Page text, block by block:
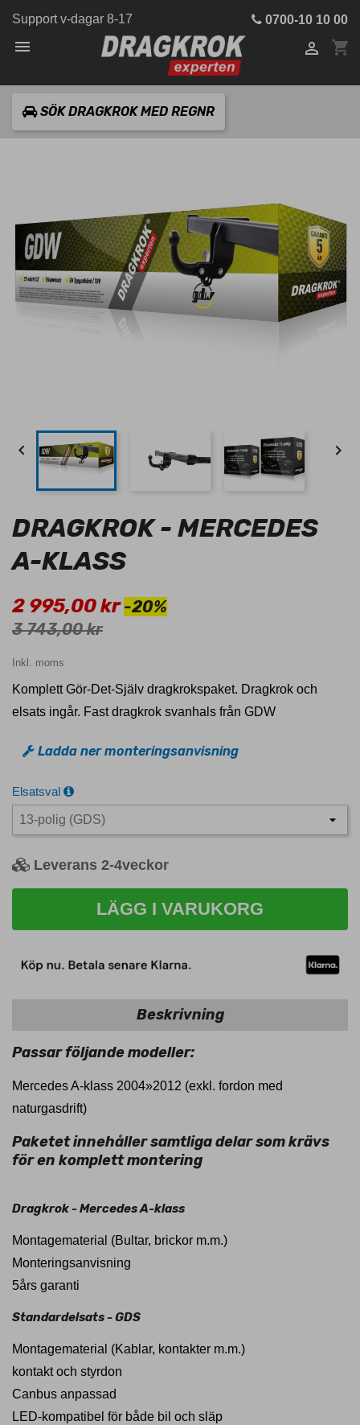
Support v-dagar 8-17 0700-10 10 00
 shopping_cart

SÖK DRAGKROK MED REGNR
 
DRAGKROK - MERCEDES
A-KLASS
2 995,00 kr -20%
3 743,00 kr
Inkl. moms
Komplett Gör-Det-Själv dragkrokspaket. Dragkrok och
elsats ingår. Fast dragkrok svanhals från GDW
Ladda ner monteringsanvisning
Elsatsval
Leverans 2-4veckor
LÄGG I VARUKORG
Beskrivning
Passar följande modeller:
Mercedes A-klass 2004»2012 (exkl. fordon med
naturgasdrift)
Paketet innehåller samtliga delar som krävs
för en komplett montering
Dragkrok - Mercedes A-klass
Montagematerial (Bultar, brickor m.m.)
Monteringsanvisning
5års garanti
Standardelsats - GDS
Montagematerial (Kablar, kontakter m.m.)
kontakt och styrdon
Canbus anpassad
LED-kompatibel för både bil och släp